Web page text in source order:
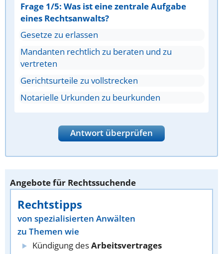
Frage 1/5: Was ist eine zentrale Aufgabe
eines Rechtsanwalts?
Gesetze zu erlassen
Mandanten rechtlich zu beraten und zu
vertreten
Gerichtsurteile zu vollstrecken
Notarielle Urkunden zu beurkunden
Antwort überprüfen
Angebote für Rechtssuchende
Rechtstipps
von spezialisierten Anwälten
zu Themen wie
Kündigung desArbeitsvertrages